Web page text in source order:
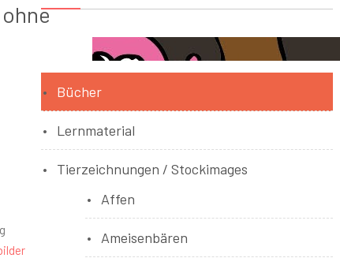
Bücher
Lernmaterial
Tierzeichnungen / Stockimages
Affen
Ameisenbären